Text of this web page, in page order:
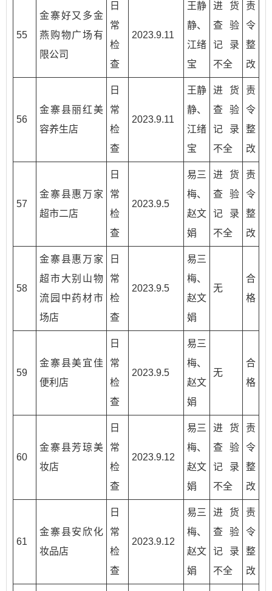
55
金寨好又多金
燕购物广场有
限公司
日
常
检
查
2023.9.11
王静
静、
江绪
宝
进货
查验
记录
不全
责
令
整
改
56
金寨县丽红美
容养生店
日
常
检
查
2023.9.11
王静
静、
江绪
宝
进货
查验
记录
不全
责
令
整
改
57
金寨县惠万家
超市二店
日
常
检
查
2023.9.5
易三
梅、
赵文
娟
进货
查验
记录
不全
责
令
整
改
58
金寨县惠万家
超市大别山物
流园中药材市
场店
日
常
检
查
2023.9.5
易三
梅、
赵文
娟
无
合
格
59
金寨县美宜佳
便利店
日
常
检
查
2023.9.5
易三
梅、
赵文
娟
无
合
格
60
金寨县芳琼美
妆店
日
常
检
查
2023.9.12
易三
梅、
赵文
娟
进货
查验
记录
不全
责
令
整
改
61
金寨县安欣化
妆品店
日
常
检
查
2023.9.12
易三
梅、
赵文
娟
进货
查验
记录
不全
责
令
整
改